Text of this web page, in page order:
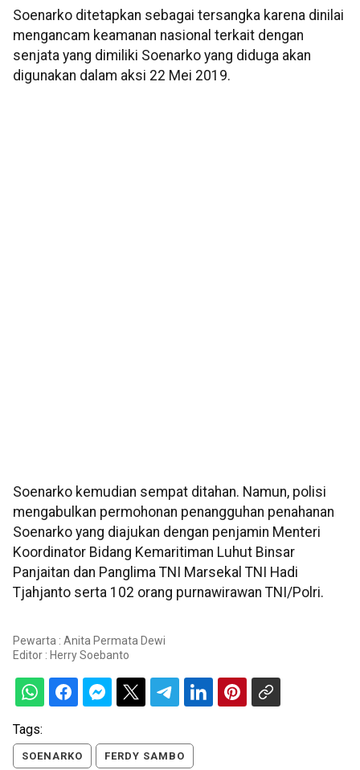
Soenarko ditetapkan sebagai tersangka karena dinilai
mengancam keamanan nasional terkait dengan
senjata yang dimiliki Soenarko yang diduga akan
digunakan dalam aksi 22 Mei 2019.
Soenarko kemudian sempat ditahan. Namun, polisi
mengabulkan permohonan penangguhan penahanan
Soenarko yang diajukan dengan penjamin Menteri
Koordinator Bidang Kemaritiman Luhut Binsar
Panjaitan dan Panglima TNI Marsekal TNI Hadi
Tjahjanto serta 102 orang purnawirawan TNI/Polri.
Pewarta : Anita Permata Dewi
Editor : Herry Soebanto
Tags:
SOENARKO FERDY SAMBO